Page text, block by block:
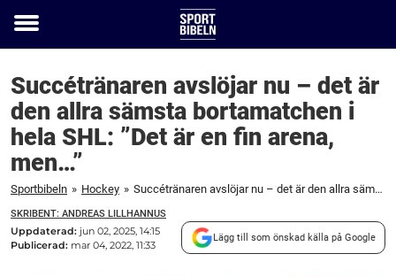
Toggle
Succétränaren avslöjar nu – det är
den allra sämsta bortamatchen i
hela SHL: ”Det är en fin arena,
men…”
Sportbibeln » Hockey » Succétränaren avslöjar nu – det är den allra sämsta bortamatchen i hela SHL: ”Det är en fin arena, men...”
SKRIBENT: ANDREAS LILLHANNUS
Uppdaterad: jun 02, 2025, 14:15
Publicerad: mar 04, 2022, 11:33
Lägg till som önskad källa på Google